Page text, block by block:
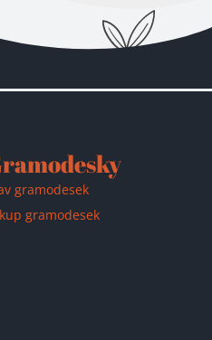
gramodesek
gramodesek